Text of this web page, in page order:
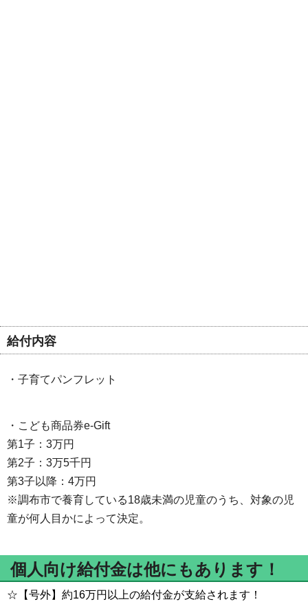
給付内容
・子育てパンフレット
・こども商品券e-Gift
第1子：3万円
第2子：3万5千円
第3子以降：4万円
※調布市で養育している18歳未満の児童のうち、対象の児
童が何人目かによって決定。
個人向け給付金は他にもあります！
☆【号外】約16万円以上の給付金が支給されます！